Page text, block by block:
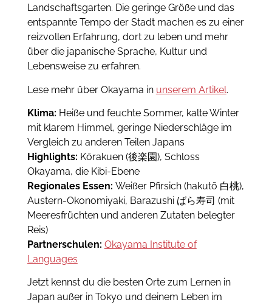
Landschaftsgarten. Die geringe Größe und das
entspannte Tempo der Stadt machen es zu einer
reizvollen Erfahrung, dort zu leben und mehr
über die japanische Sprache, Kultur und
Lebensweise zu erfahren.
Lese mehr über Okayama in unserem Artikel.
Klima: Heiße und feuchte Sommer, kalte Winter
mit klarem Himmel, geringe Niederschläge im
Vergleich zu anderen Teilen Japans
Highlights: Kōrakuen (後楽園), Schloss
Okayama, die Kibi-Ebene
Regionales Essen: Weißer Pfirsich (hakutō 白桃),
Austern-Okonomiyaki, Barazushi ばら寿司 (mit
Meeresfrüchten und anderen Zutaten belegter
Reis)
Partnerschulen: Okayama Institute of
Languages
Jetzt kennst du die besten Orte zum Lernen in
Japan außer in Tokyo und deinem Leben im